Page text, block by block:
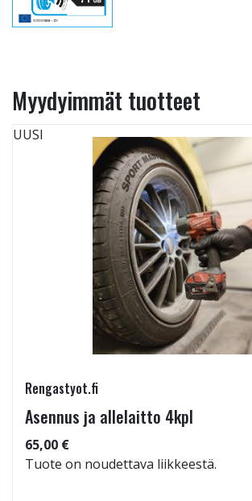
Myydyimmät tuotteet
UUSI
Rengastyot.fi
Asennus ja allelaitto 4kpl
65,00 €
Tuote on noudettava liikkeestä.